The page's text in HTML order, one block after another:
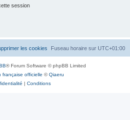
session
Fuseau horaire sur UTC+01:00
les cookies
® Forum Software © phpBB Limited
française officielle ©Qiaeru
| Conditions